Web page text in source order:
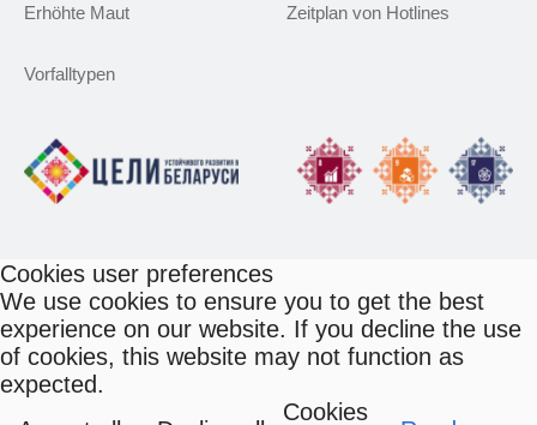
Erhöhte Maut
Vorfalltypen
Zeitplan von Hotlines
Cookies user preferences
We use cookies to ensure you to get the best
experience on our website. If you decline the use
of cookies, this website may not function as
expected.
Cookies